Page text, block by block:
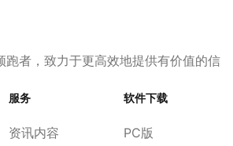
跑者，致力于更高效地提供有价值的信
服务
资讯内容
软件下载
PC版